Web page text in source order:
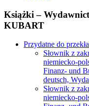
Książki –
KUBART
Przydatne do
Słownik z
niemiecko-
Finanz- und
deutsch,
Słownik z
niemiecko-